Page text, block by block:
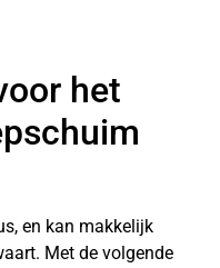
het
en kan makkelijk
Met de volgende